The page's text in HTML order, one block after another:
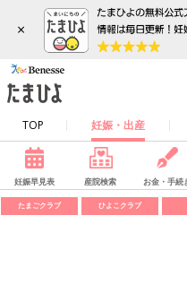
×
TOP 妊娠・出産
妊娠早見表 産院検索 お金・手続
たまごクラブ ひよこクラブ